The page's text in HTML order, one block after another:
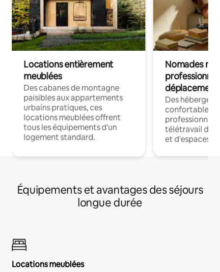
Locations entièrement
meublées
Des cabanes de montagne
paisibles aux appartements
urbains pratiques, ces
locations meublées offrent
tous les équipements d'un
logement standard.
Nomades
déplacement
Des
confortables
professionnels
télétravail
et d'espaces
Équipements et avantages des séjours
longue durée
Locations meublées